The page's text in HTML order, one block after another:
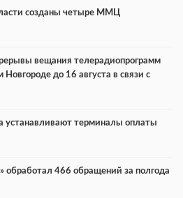
созданы четыре ММЦ
вещания телерадиопрограмм
до 16 августа в связи с
устанавливают терминалы оплаты
обработал 466 обращений за полгода